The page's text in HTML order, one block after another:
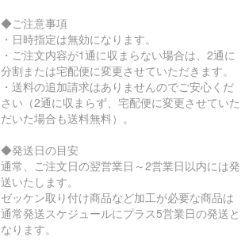
◆ご注意事項
・日時指定は無効になります。
・ご注文内容が1通に収まらない場合は、2通に
分割または宅配便に変更させていただきます。
・送料の追加請求はありませんのでご安心くだ
さい（2通に収まらず、宅配便に変更させていた
だいた場合も送料無料）。
◆発送日の目安
通常、ご注文日の翌営業日～2営業日以内には発
送いたします。
ゼッケン取り付け商品など加工が必要な商品は
通常発送スケジュールにプラス5営業日の発送と
なります。